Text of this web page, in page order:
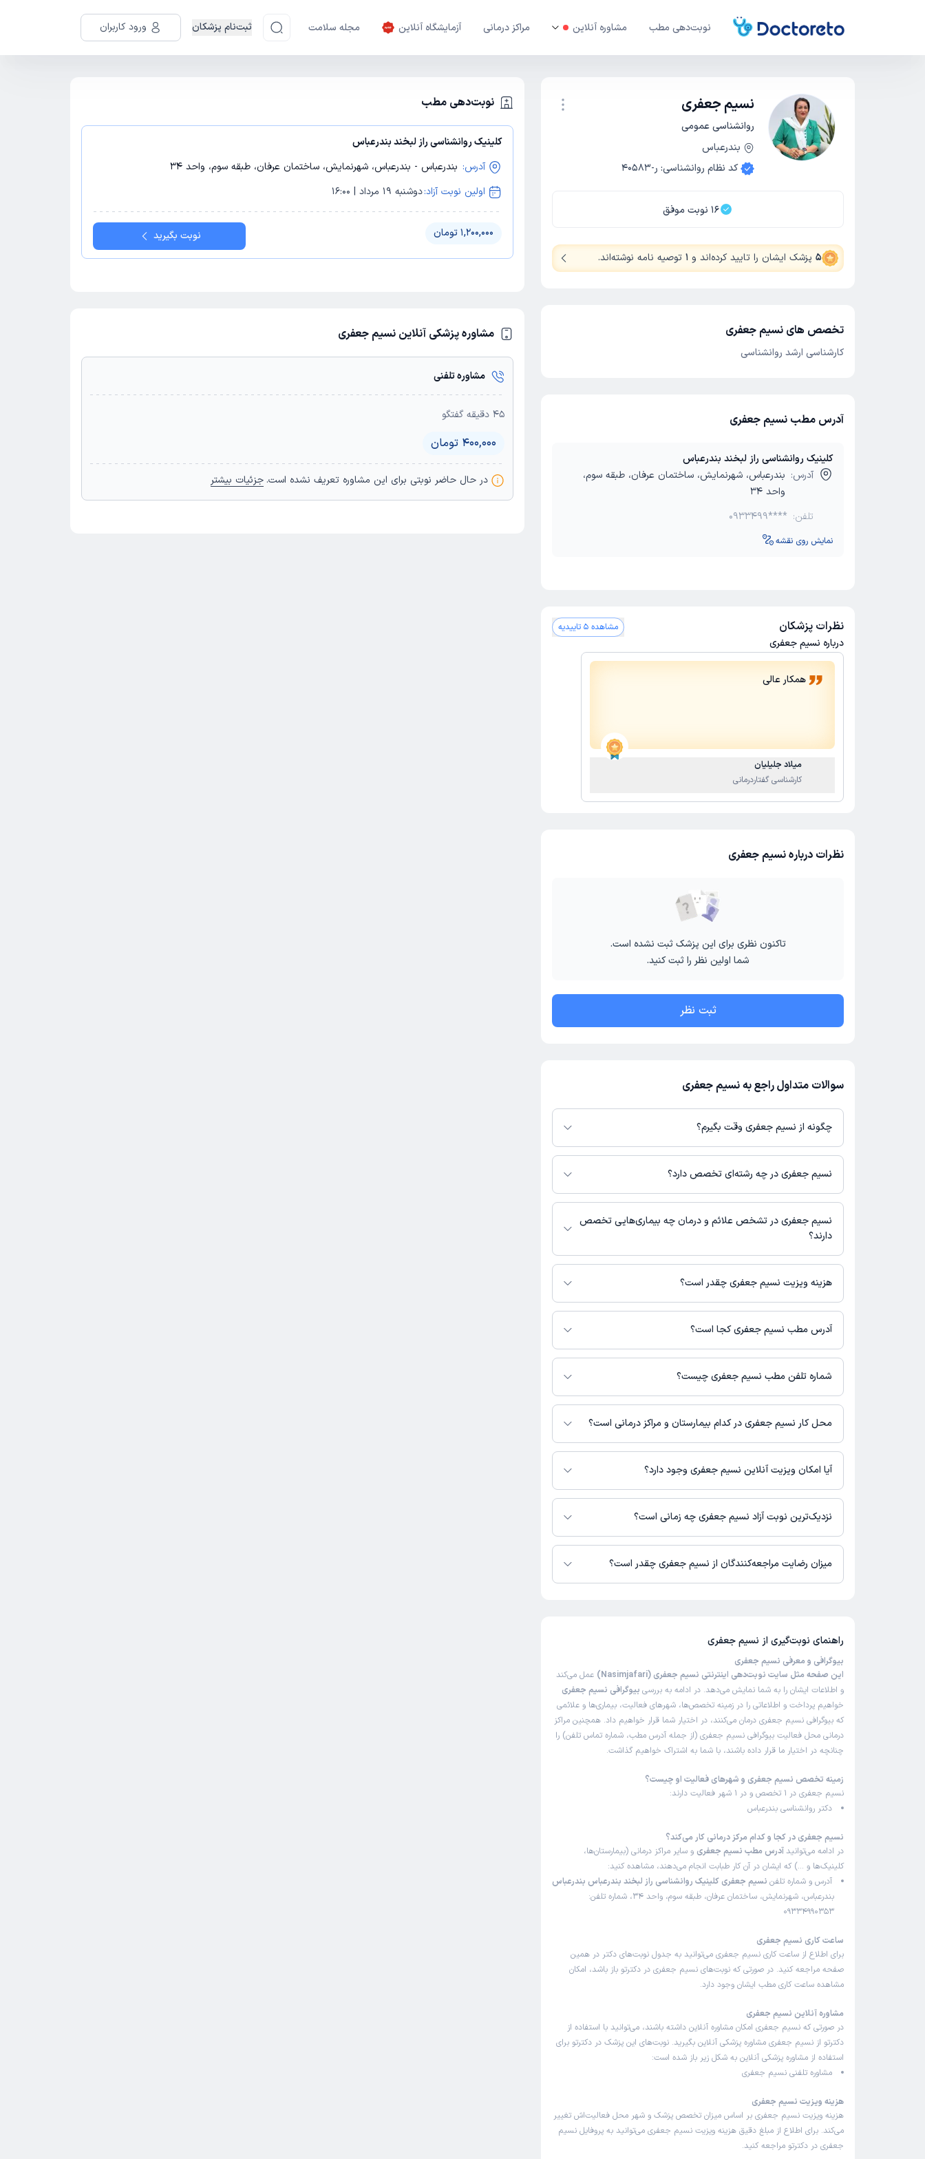
نوبت‌دهی مطب مشاوره آنلاین مراکز درمانی آزمایشگاه آنلاین مجله سلامت ثبت‌نام پزشکان ورود کاربران
نسیم جعفری
روانشناسی عمومی
بندرعباس
کد نظام روانشناسی: ر-40583
16 نوبت موفق
5 پزشک ایشان را تایید کرده‌اند و 1 توصیه نامه نوشته‌اند.
نوبت‌دهی مطب
کلینیک روانشناسی راز لبخند بندرعباس
آدرس: بندرعباس - بندرعباس، شهرنمایش، ساختمان عرفان، طبقه سوم، واحد 34
اولین نوبت آزاد:دوشنبه 19 مرداد | 16:00
نوبت بگیرید 1,200,000 تومان
مشاوره پزشکی آنلاین نسیم جعفری
مشاوره تلفنی
45 دقیقه گفتگو
400,000 تومان
در حال حاضر نوبتی برای این مشاورە تعریف نشده است. جزئیات بیشتر
تخصص های نسیم جعفری
کارشناسی ارشد روانشناسی
آدرس مطب نسیم جعفری
کلینیک روانشناسی راز لبخند بندرعباس
آدرس: بندرعباس، شهرنمایش، ساختمان عرفان، طبقه سوم،
واحد 34
تلفن: 0933499****
نمایش روی نقشه
نظرات پزشکان
درباره نسیم جعفری
مشاهده 5 تاییدیه
همکار عالی
میلاد جلیلیان
کارشناسی گفتاردرمانی
نظرات درباره نسیم جعفری
تاکنون نظری برای این پزشک ثبت نشده است.
شما اولین نظر را ثبت کنید.
ثبت نظر
سوالات متداول راجع به نسیم جعفری
چگونه از نسیم جعفری وقت بگیرم؟
در صورتی کهنسیم جعفریدارای پروفایل فعال و نوبت‌دهی باز در پلتفرم دکترتو باشند،
می‌توانید از طریق این پلتفرم برای دریافت نوبت اقدام کنید. در صورت فعال بودن پروفایل
پزشک در دکترتو، امکان مشاهده نوبت‌های آزاد، آدرس مطب، شماره تماس، برنامه حضور
در مطب، تصاویر پزشک، ساعات کاری و سایر اطلاعات مرتبط با خدمات پزشکی و
نوبت‌گیری ممکن است در پروفایل ایشان در دکترتو در دسترس باشد
نسیم جعفری در چه رشته‌ای تخصص دارد؟
نسیم جعفری در رشته‌های زیر (پیراپزشکی) تخصص دارند:
روانشناسی
نسیم جعفری در تشخص علائم و درمان چه بیماری‌هایی تخصص
دارند؟
نسیم جعفری در تشخیص علائم و درمان بیماری‌های مرتبط با روانشناسی فعالیت
می‌کنند.
هزینه ویزیت نسیم جعفری چقدر است؟
مبلغ ویزیت نسیم جعفری با توجه به نوع ویزیت تغییر می‌کند.
هزینه رزرو نوبت حضوری: 0 تومان (+ پرداخت حق ویزیت در مطب دکتر)
هزینه مشاوره پزشکی تلفنی: 400000 تومان
آدرس مطب نسیم جعفری کجا است؟
نسیم جعفری مطب فعالی ندارند و صرفا به صورت مشاوره‌ای بیماران را ویزیت می‌کنند.
شماره تلفن مطب نسیم جعفری چیست؟
شماره تماس مطب نسیم جعفری در حال حاضر در این صفحه ثبت نشده است.
محل کار نسیم جعفری در کدام بیمارستان و مراکز درمانی است؟
نسیم جعفری در مراکز زیر فعالیت دارد:
کلینیک روانشناسی راز لبخند بندرعباس
آیا امکان ویزیت آنلاین نسیم جعفری وجود دارد؟
در حال حاضر نسیم جعفری مشاوره پزشکی تلفنی فعال دارند.
نزدیک‌ترین نوبت آزاد نسیم جعفری چه زمانی است؟
نسیم جعفری از روز دوشنبه 19 مرداد 1405 بیمار جدید می‌پذیرند.
میزان رضایت مراجعه‌کنندگان از نسیم جعفری چقدر است؟
راهنمای نوبت‌گیری از نسیم جعفری
بیوگرافی و معرفی نسیم جعفری
این صفحه مثل سایت نوبت‌دهی اینترنتی نسیم جعفری (Nasimjafari)
عمل می‌کند
و اطلاعات ایشان را به شما نمایش می‌دهد. در ادامه به بررسی بیوگرافی نسیم جعفری
خواهیم پرداخت و اطلاعاتی را در زمینه تخصص‌ها، شهرهای فعالیت، بیماری‌ها و علائمی
که بیوگرافی نسیم جعفری درمان می‌کنند، در اختیار شما قرار خواهیم داد. همچنین مراکز
درمانی محل فعالیت بیوگرافی نسیم جعفری (از جمله آدرس مطب، شماره تماس تلفن) را
چنانچه در اختیار ما قرار داده باشند، با شما به اشتراک خواهیم گذاشت.
زمینه تخصص نسیم جعفری و شهرهای فعالیت او چیست؟
نسیم جعفری در 1 تخصص و در 1 شهر فعالیت دارند:
دکتر روانشناسی بندرعباس
نسیم جعفری در کجا و کدام مرکز درمانی کار می‌کند؟
در ادامه می‌توانید آدرس مطب نسیم جعفری و سایر مراکز درمانی (بیمارستان‌ها،
کلینیک‌ها و …) که ایشان در آن کار طبابت انجام می‌دهند، مشاهده کنید:
آدرس و شماره تلفن نسیم جعفری کلینیک روانشناسی راز لبخند بندرعباس بندرعباس
بندرعباس، شهرنمایش، ساختمان عرفان، طبقه سوم، واحد 34، شماره تلفن:
09334990353
ساعت کاری نسیم جعفری
برای اطلاع از ساعت کاری نسیم جعفری می‌توانید به جدول نوبت‌های دکتر در همین
صفحه مراجعه کنید. در صورتی که نوبت‌های نسیم جعفری در دکترتو باز باشد، امکان
مشاهده ساعت کاری مطب ایشان وجود دارد.
مشاوره آنلاین نسیم جعفری
در صورتی که نسیم جعفری امکان مشاوره آنلاین داشته باشند، می‌توانید با استفاده از
دکترتو از نسیم جعفری مشاوره پزشکی آنلاین بگیرید. نوبت‌های این پزشک در دکترتو برای
استفاده از مشاوره پزشکی آنلاین به شکل زیر باز شده است:
مشاوره تلفنی نسیم جعفری
هزینه ویزیت نسیم جعفری
هزینه ویزیت نسیم جعفری بر اساس میزان تخصص پزشک و شهر محل فعالیت‌اش تغییر
می‌کند. برای اطلاع از مبلغ دقیق هزینه ویزیت نسیم جعفری می‌توانید به پروفایل نسیم
جعفری در دکترتو مراجعه کنید.